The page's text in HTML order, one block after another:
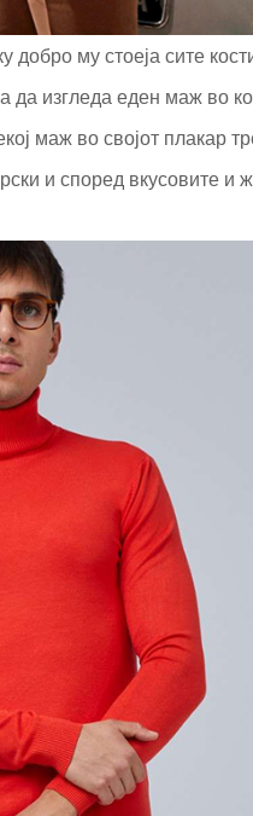
му стоеја сите
да изгледа еден маж во
маж во својот плакар
и според вкусовите и